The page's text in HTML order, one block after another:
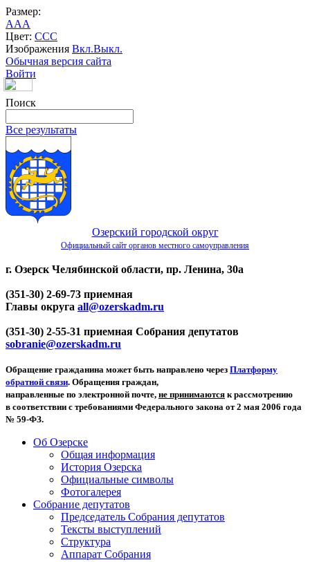
Размер:
AAA
Цвет: CCC
Изображения Вкл.Выкл.
Обычная версия сайта
Войти
Поиск
Все результаты
Озерский городской округ
Официальный сайт органов местного самоуправления
г. Озерск Челябинской области, пр. Ленина, 30а
(351-30) 2-69-73 приемная
Главы округа all@ozerskadm.ru
(351-30) 2-55-31 приемная Собрания депутатов
sobranie@ozerskadm.ru
Обращение гражданина может быть направлено через Платформу
обратной связи. Обращения граждан,
направленные по электронной почте, не принимаются к рассмотрению
в соответствии с требованиями Федерального закона от 2 мая 2006 года
№ 59-ФЗ.
Об Озерске
Общая информация
История Озерска
Официальные символы
Фотогалерея
Собрание депутатов
Председатель Собрания депутатов
Тексты выступлений
Структура
Аппарат Собрания